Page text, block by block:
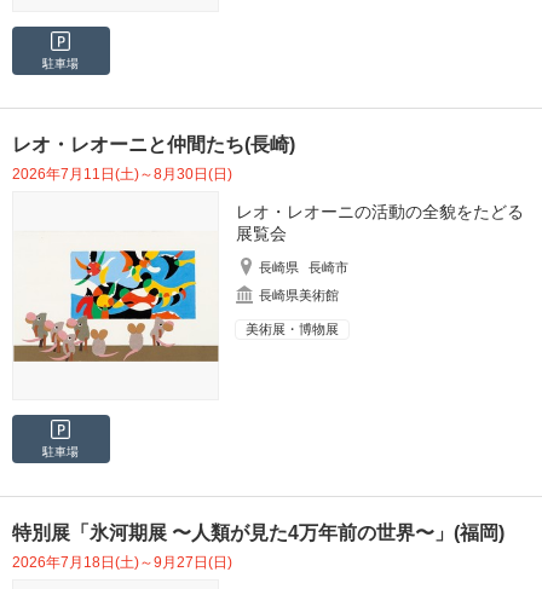
駐車場
レオ・レオーニと仲間たち(長崎)
2026年7月11日(土)～8月30日(日)
レオ・レオーニの活動の全貌をたどる
展覧会
長崎県
長崎市
長崎県美術館
美術展・博物展
駐車場
特別展「氷河期展 〜人類が見た4万年前の世界〜」(福岡)
2026年7月18日(土)～9月27日(日)